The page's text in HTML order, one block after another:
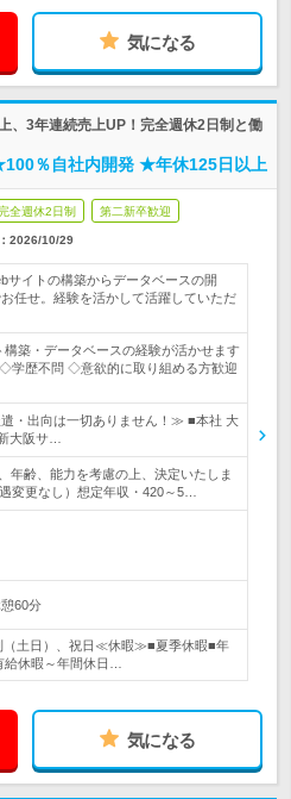
気になる
、3年連続売上UP！完全週休2日制と働
％自社内開発 ★年休125日以上
全週休2日制 第二新卒歓迎
2026/10/29
サイトの構築からデータベースの開
任せ。経験を活かして活躍していただ
構築・データベースの経験が活かせます
学歴不問 ◇意欲的に取り組める方歓迎
・出向は一切ありません！≫ ■本社 大
大阪サ…
齢、能力を考慮の上、決定いたしま
変更なし）想定年収・420～5…
60分
土日）、祝日≪休暇≫■夏季休暇■年
休暇～年間休日…
気になる